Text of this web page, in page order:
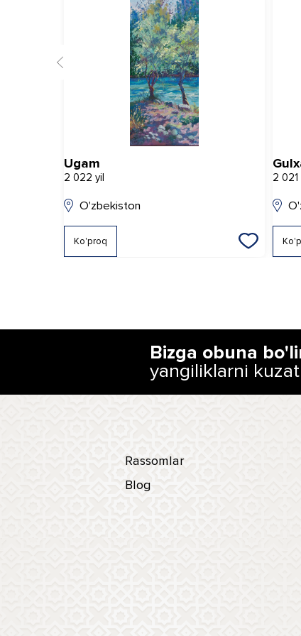
Ugam
2 022 yil
O'zbekiston
Ko'proq
2 021
Bizga obuna
yangiliklarni
Rassomlar
Blog